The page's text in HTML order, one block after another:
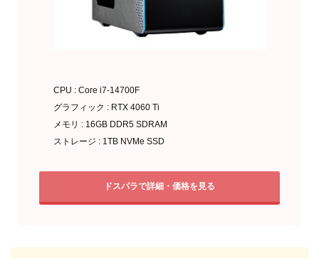
CPU : Core i7-14700F
グラフィック : RTX 4060 Ti
メモリ : 16GB DDR5 SDRAM
ストレージ : 1TB NVMe SSD
ドスパラで詳細・価格を見る